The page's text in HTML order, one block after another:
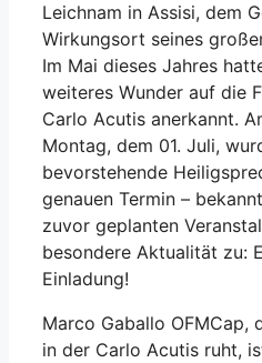
Leichnam in Assisi, dem
Wirkungsort seines
Im Mai dieses Jahres
weiteres Wunder auf die
Carlo Acutis anerkannt.
Montag, dem 01. Juli,
bevorstehende
genauen Termin –
zuvor geplanten
besondere Aktualität zu:
Einladung!
Marco Gaballo OFMCap,
in der Carlo Acutis ruht,